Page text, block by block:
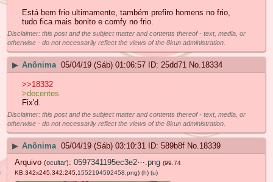
Está bem frio ultimamente, também prefiro homens no frio,
tudo fica mais bonito e comfy no frio.
Disclaimer: this post and the subject matter and contents thereof - text, media, or
otherwise - do not necessarily reflect the views of the 8kun administration.
▶ Anônima 05/04/19 (Sáb) 01:06:57 25dd71 No.18334
>>18332
>decentes
Fix'd.
Disclaimer: this post and the subject matter and contents thereof - text, media, or
otherwise - do not necessarily reflect the views of the 8kun administration.
▶ Anônima 05/04/19 (Sáb) 03:10:31 589b8f No. 18339
Arquivo (ocultar): 0597341195ec3e2⋯.png (99.74
KB,342x245,342:245, 1552194592458.png) (h) (u)